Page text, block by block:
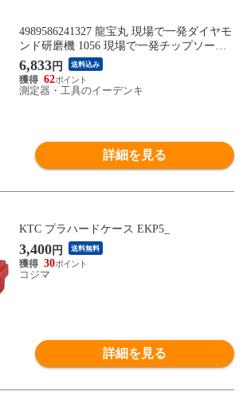
4989586241327 龍宝丸 現場で一発ダイヤモ
ンド研磨機 1056 現場で一発チップソー研
磨機 電源不要 刈払機 草刈り刃
6,833円 送料込み
62
測定器・工具のイーデンキ
詳細を見る
KTC プラハードケース EKP5_
3,400円 送料無料
30
コジマ
詳細を見る